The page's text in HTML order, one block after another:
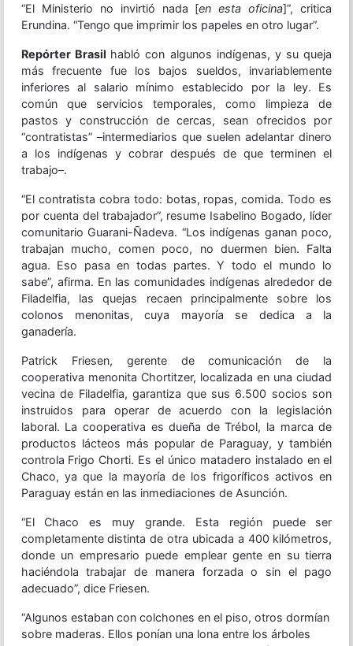
“El Ministerio no invirtió nada [en esta oficina]”, critica
Erundina. “Tengo que imprimir los papeles en otro lugar”.
Repórter Brasil habló con algunos indígenas, y su queja
más frecuente fue los bajos sueldos, invariablemente
inferiores al salario mínimo establecido por la ley. Es
común que servicios temporales, como limpieza de
pastos y construcción de cercas, sean ofrecidos por
“contratistas” –intermediarios que suelen adelantar dinero
a los indígenas y cobrar después de que terminen el
trabajo–.
“El contratista cobra todo: botas, ropas, comida. Todo es
por cuenta del trabajador”, resume Isabelino Bogado, líder
comunitario Guarani-Ñadeva. “Los indígenas ganan poco,
trabajan mucho, comen poco, no duermen bien. Falta
agua. Eso pasa en todas partes. Y todo el mundo lo
sabe”, afirma. En las comunidades indígenas alrededor de
Filadelfia, las quejas recaen principalmente sobre los
colonos menonitas, cuya mayoría se dedica a la
ganadería.
Patrick Friesen, gerente de comunicación de la
cooperativa menonita Chortitzer, localizada en una ciudad
vecina de Filadelfia, garantiza que sus 6.500 socios son
instruidos para operar de acuerdo con la legislación
laboral. La cooperativa es dueña de Trébol, la marca de
productos lácteos más popular de Paraguay, y también
controla Frigo Chorti. Es el único matadero instalado en el
Chaco, ya que la mayoría de los frigoríficos activos en
Paraguay están en las inmediaciones de Asunción.
“El Chaco es muy grande. Esta región puede ser
completamente distinta de otra ubicada a 400 kilómetros,
donde un empresario puede emplear gente en su tierra
haciéndola trabajar de manera forzada o sin el pago
adecuado”, dice Friesen.
“Algunos estaban con colchones en el piso, otros dormían
sobre maderas. Ellos ponían una lona entre los árboles